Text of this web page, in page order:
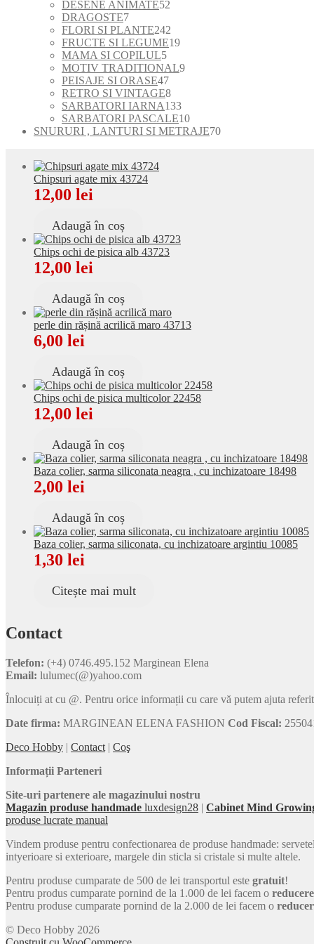
de
DESENE ANIMATE52
produse
DRAGOSTE77
produse
FLORI SI PLANTE242
de
FRUCTE SI LEGUME1919
MAMA SI COPILUL55
produse
MOTIV TRADITIONAL99
PEISAJE SI ORASE4747
de
produse
RETRO SI VINTAGE88
produse
SARBATORI IARNA133133
de
produse
SARBATORI PASCALE1010
produse
SNURURI , LANTURI SI METRAJE7070
Chipsuri agate mix 43724
12,00 lei
Adaugă în coș
Chips ochi de pisica alb 43723
12,00 lei
Adaugă în coș
perle din rășină acrilică maro 43713
6,00 lei
Adaugă în coș
Chips ochi de pisica multicolor 22458
12,00 lei
Adaugă în coș
Baza colier, sarma siliconata neagra , cu inchizatoare 18498
2,00 lei
Adaugă în coș
Baza colier, sarma siliconata, cu inchizatoare argintiu 10085
1,30 lei
Citește mai mult
Contact
Telefon: (+4) 0746.495.152 Marginean Elena
Email: lulumec(@)yahoo.com
Înlocuiți at cu @. Pentru orice informații cu care vă putem ajuta
Date firma: MARGINEAN ELENA FASHION Cod Fiscal:
Deco Hobby | Contact | Coş
Informații Parteneri
Site-uri partenere ale magazinului nostru
Magazin produse handmade luxdesign28 | Cabinet Mind
produse lucrate manual
Vindem produse pentru confectionarea de produse handmade:
intyerioare si exterioare, margele din sticla si cristale si multe altele.
Pentru produse cumparate de 500 de lei transportul este gratuit!
Pentru produs cumparate pornind de la 1.000 de lei facem o
Pentru produse cumparate pornind de la 2.000 de lei facem o
© Deco Hobby 2026